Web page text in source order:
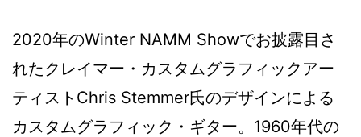
2020年のWinter NAMM Showでお披露目さ
れたクレイマー・カスタムグラフィックアー
ティストChris Stemmer氏のデザインによる
カスタムグラフィック・ギター。1960年代の